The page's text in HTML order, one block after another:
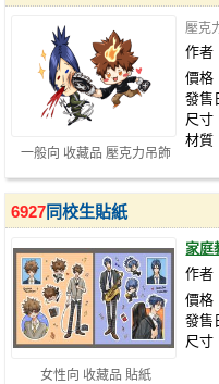
一般向 收藏品 壓克力吊飾
壓克
作者
價格
發售
尺寸
材質
女性向 收藏品 貼紙
6927同校生貼紙
家庭
作者
價格
發售
尺寸